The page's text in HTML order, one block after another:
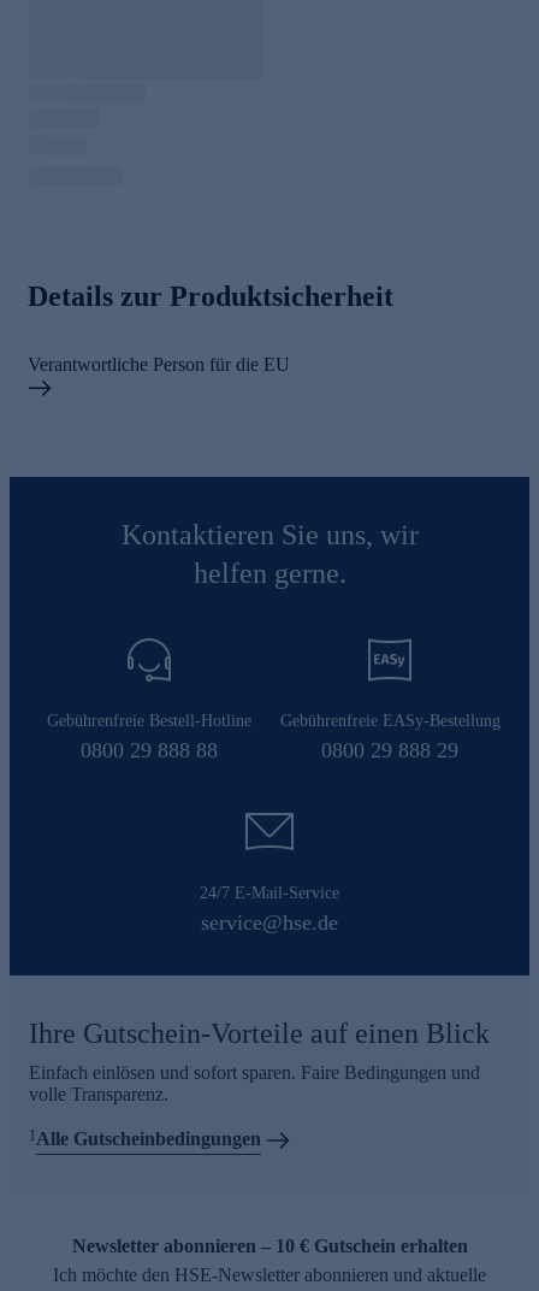
Details zur Produktsicherheit
Verantwortliche Person für die EU
Kontaktieren Sie uns, wir
helfen gerne.
Gebührenfreie Bestell-Hotline
0800 29 888 88
Gebührenfreie EASy-Bestellung
0800 29 888 29
24/7 E-Mail-Service
service@hse.de
Ihre Gutschein-Vorteile auf einen Blick
Einfach einlösen und sofort sparen. Faire Bedingungen und
volle Transparenz.
1 Alle Gutscheinbedingungen
Newsletter abonnieren – 10 € Gutschein erhalten
Ich möchte den HSE-Newsletter abonnieren und aktuelle